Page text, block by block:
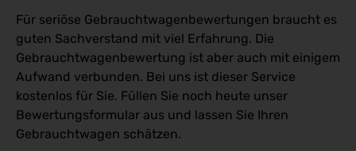
Für seriöse Gebrauchtwagenbewertungen braucht es
guten Sachverstand mit viel Erfahrung. Die
Gebrauchtwagenbewertung ist aber auch mit einigem
Aufwand verbunden. Bei uns ist dieser Service
kostenlos für Sie. Füllen Sie noch heute unser
Bewertungsformular aus und lassen Sie Ihren
Gebrauchtwagen schätzen.